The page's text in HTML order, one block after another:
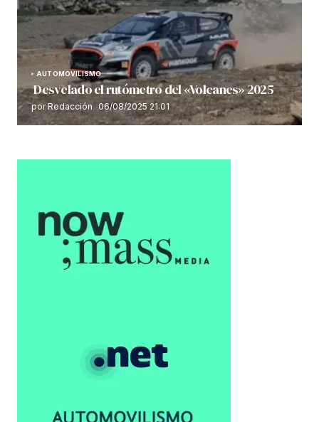
AUTOMOVILISMO
Desvelado el rutómetro del «Volcanes» 2025
por Redacción 06/08/2025 21:01